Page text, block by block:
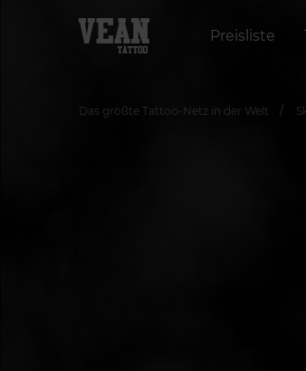
Preisliste
Das größte Tattoo-Netz in der Welt